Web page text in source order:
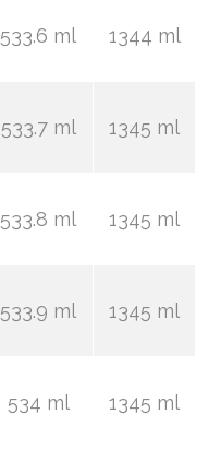
533.6 ml 1344 ml
533.7 ml 1345 ml
533.8 ml 1345 ml
533.9 ml 1345 ml
534 ml 1345 ml